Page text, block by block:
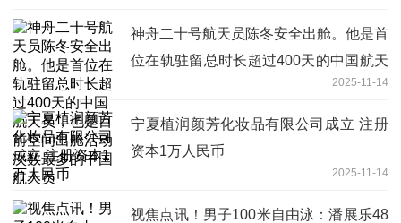
神舟二十号航天员陈冬安全出舱。他是首
位在轨驻留总时长超过400天的中国航天
员，也是目前空间出舱活动次数最多的中
国航天员
2025-11-14
宁夏植润颜芳化妆品有限公司成立 注册
资本1万人民币
2025-11-14
视焦点讯！男子100米自由泳：潘展乐48